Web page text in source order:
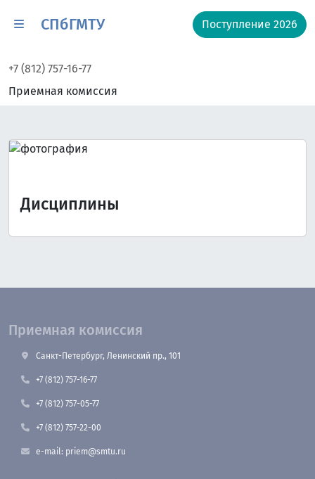
СПбГМТУ Поступление 2026
+7 (812) 757-16-77
Приемная комиссия
Дисциплины
Приемная комиссия
Санкт-Петербург, Ленинский пр., 101
+7 (812) 757-16-77
+7 (812) 757-05-77
+7 (812) 757-22-00
e-mail: priem@smtu.ru